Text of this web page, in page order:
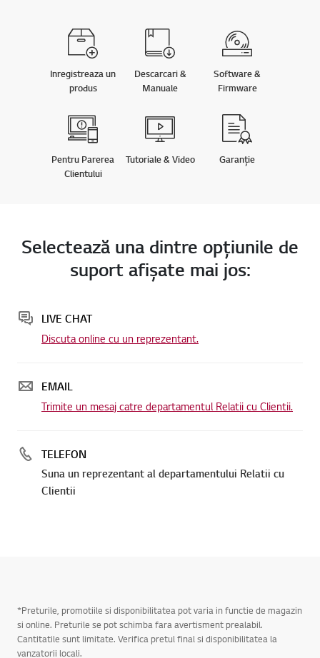
Inregistreaza un
produs
Descarcari &
Manuale
Software &
Firmware
Pentru Parerea
Clientului
Tutoriale & Video Garanție
Selectează una dintre opţiunile de
suport afişate mai jos:
LIVE CHAT
Discuta online cu un reprezentant.
EMAIL
Trimite un mesaj catre departamentul Relatii cu Clientii.
TELEFON
Suna un reprezentant al departamentului Relatii cu
Clientii
*Preturile, promotiile si disponibilitatea pot varia in functie de magazin
si online. Preturile se pot schimba fara avertisment prealabil.
Cantitatile sunt limitate. Verifica pretul final si disponibilitatea la
vanzatorii locali.